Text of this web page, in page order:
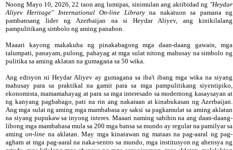
Noong Mayo 10, 2026, 22 taon ang lumipas, sinimulan ang aktibidad ng "Heydar
Aliyev Heritage" International On-line Libraryna nakatuon sa pamana ng
pambansang lider ng Azerbaijan na si Heydar Aliyev, ang kinikilalang
pampulitikang simbolo ng aming panahon.
Maaari kayong makakuha ng pinakabagong mga daan-daang gawain, mga
talumpati, panayam, pulong, pahayag at mga sulat nitong mahusay na simbolo ng
pulitika sa aming aklatan na gumagana sa 50 wika.
Ang edisyon ni Heydar Aliyev ay gumagana sa iba't ibang mga wika na siyang
mahusay para sa praktikal na gamit para sa mga pampulitikang siyentipiko,
ekonomista, mamamahayag at para sa mga interesado sa modernong kasaysayan at
ng kanyang pagbabago, pati na rin ang nakaraan at kinabukasan ng Azerbaijan.
Ang mga sulat ng aming mga mambabasa ay saksi sa pagkamulat sa aming aklatan
na siyang pupukaw sa inyong interes. Maaari naming sabihin na ang daan-daang-
libong mga mambabasa mula sa 200 mga bansa sa mundo ay regular na pamilyar sa
amingon-line na aklatan. May mga kinatawan ng mataas na pag-aaral ng pag-
agham at mga pag-aaral na naka-sentro sa mundo, mga institusyon ng ahensya ng